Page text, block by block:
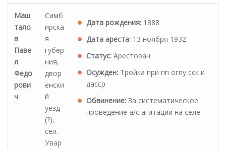
Маш
тало
в
Паве
л
Федо
рови
ч
Симб
ирска
я
губер
ния,
двор
енски
й
уезд
(?),
сел.
Увар
Дата рождения: 1888
Дата ареста: 13 ноября 1932
Статус: Арестован
Осужден: Тройка при пп огпу сск и
дасср
Обвинение: За систематическое
проведение а/с агитации на селе